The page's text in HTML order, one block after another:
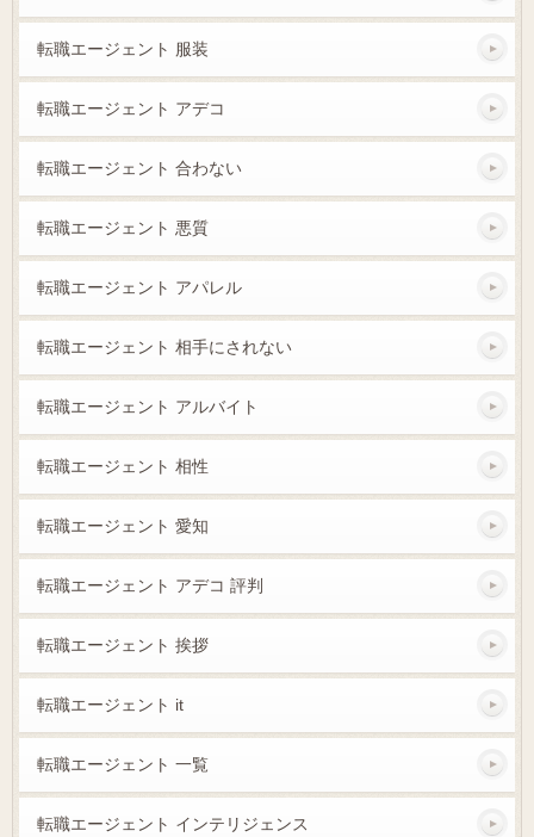
転職エージェント 服装
転職エージェント アデコ
転職エージェント 合わない
転職エージェント 悪質
転職エージェント アパレル
転職エージェント 相手にされない
転職エージェント アルバイト
転職エージェント 相性
転職エージェント 愛知
転職エージェント アデコ 評判
転職エージェント 挨拶
転職エージェント it
転職エージェント 一覧
転職エージェント インテリジェンス